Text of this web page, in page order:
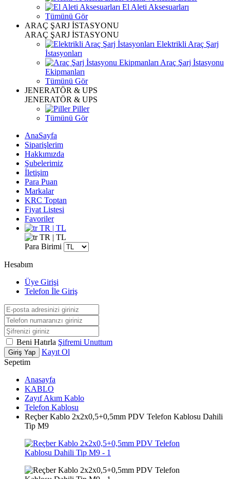
El Aleti Aksesuarları
Tümünü Gör
ARAÇ ŞARJ İSTASYONU
ARAÇ ŞARJ İSTASYONU
Elektrikli Araç Şarj
İstasyonları
Araç Şarj İstasyonu
Ekipmanları
Tümünü Gör
JENERATÖR & UPS
JENERATÖR & UPS
Piller
Tümünü Gör
AnaSayfa
Siparişlerim
Hakkımızda
Şubelerimiz
İletişim
Para Puan
Markalar
KRC Toptan
Fiyat Listesi
Favoriler
TR | TL
TR | TL
Para Birimi
Hesabım
Üye Girişi
Telefon İle Giriş
Beni Hatırla Şifremi Unuttum
Giriş Yap
Kayıt Ol
Sepetim
Anasayfa
KABLO
Zayıf Akım Kablo
Telefon Kablosu
Reçber Kablo 2x2x0,5+0,5mm PDV Telefon Kablosu Dahili
Tip M9